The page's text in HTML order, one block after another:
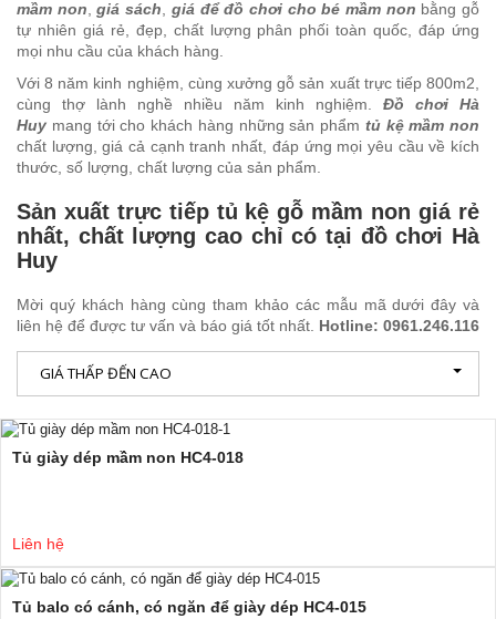
mầm non,giá sách, giá để đồ chơi cho bé mầm non bằng gỗ
tự nhiên giá rẻ, đẹp, chất lượng phân phối toàn quốc, đáp ứng
mọi nhu cầu của khách hàng.
Với 8 năm kinh nghiệm, cùng xưởng gỗ sản xuất trực tiếp 800m2,
cùng thợ lành nghề nhiều năm kinh nghiệm. Đồ chơi Hà
Huy mang tới cho khách hàng những sản phẩm tủ kệ mầm non
chất lượng, giá cả cạnh tranh nhất, đáp ứng mọi yêu cầu về kích
thước, số lượng, chất lượng của sản phẩm.
Sản xuất trực tiếp tủ kệ gỗ mầm non giá rẻ
nhất, chất lượng cao chỉ có tại đồ chơi Hà
Huy
Mời quý khách hàng cùng tham khảo các mẫu mã dưới đây và
liên hệ để được tư vấn và báo giá tốt nhất. Hotline: 0961.246.116
GIÁ THẤP ĐẾN CAO
Tủ giày dép mầm non HC4-018
Liên hệ
Tủ balo có cánh, có ngăn để giày dép HC4-015